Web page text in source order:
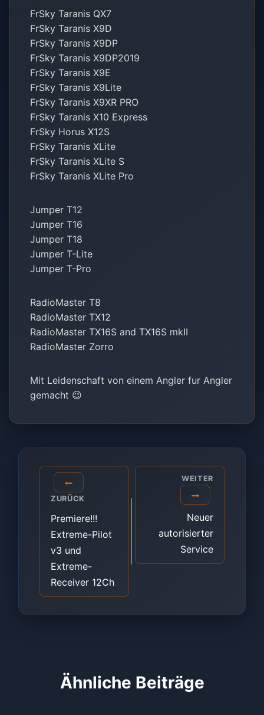
FrSky Taranis QX7
FrSky Taranis X9D
FrSky Taranis X9DP
FrSky Taranis X9DP2019
FrSky Taranis X9E
FrSky Taranis X9Lite
FrSky Taranis X9XR PRO
FrSky Taranis X10 Express
FrSky Horus X12S
FrSky Taranis XLite
FrSky Taranis XLite S
FrSky Taranis XLite Pro
Jumper T12
Jumper T16
Jumper T18
Jumper T-Lite
Jumper T-Pro
RadioMaster T8
RadioMaster TX12
RadioMaster TX16S and TX16S mkII
RadioMaster Zorro
Mit Leidenschaft von einem Angler fur Angler
gemacht 😉
Beitragsnavigation
ZURÜCK
Premiere!!!
Extreme-Pilot
v3 und
Extreme-
Receiver 12Ch
WEITER
Neuer
autorisierter
Service
Ähnliche Beiträge